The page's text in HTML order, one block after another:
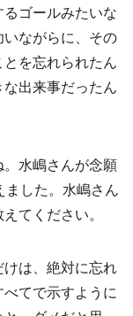
ゴールみたいな
ながらに、その
を忘れられたん
出来事だったん
水嶋さんが念願
した。水嶋さん
てください。
は、絶対に忘れ
てで示すように